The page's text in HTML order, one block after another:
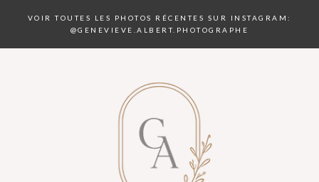
VOIR TOUTES LES PHOTOS RÉCENTES SUR INSTAGRAM:
@GENEVIEVE.ALBERT.PHOTOGRAPHE